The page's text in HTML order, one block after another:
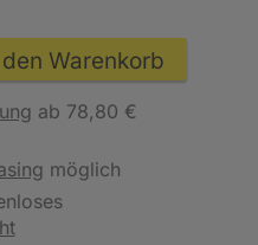
Warenkorb
ab 78,80 €
möglich